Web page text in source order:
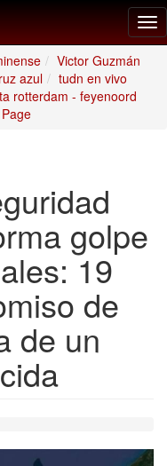
Victor Guzmán
azul
tudn en vivo
rotterdam - feyenoord
golpe
19
de
de un